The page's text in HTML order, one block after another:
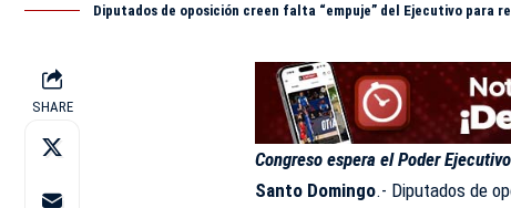
Diputados de oposición creen falta “empuje” del Ejecutivo para
SHARE
Congreso espera el Poder
Santo Domingo.- Diputados de